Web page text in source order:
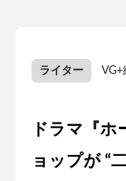
ライター VG+
ドラマ『
ョップが “